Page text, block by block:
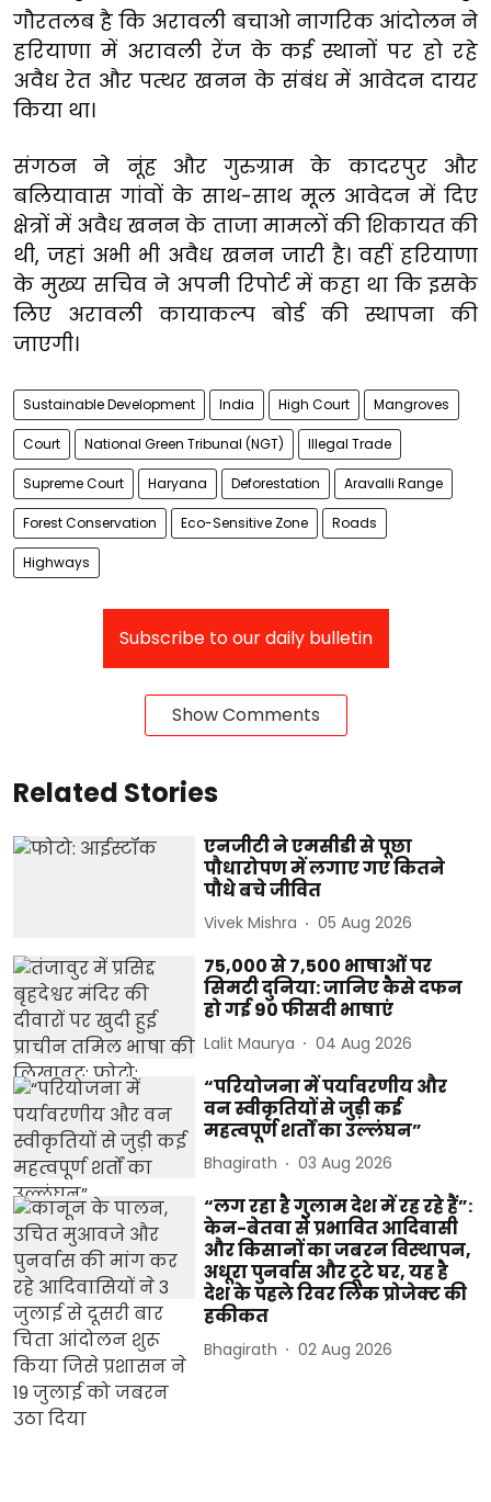
गौरतलब है कि अरावली बचाओ नागरिक आंदोलन ने
हरियाणा में अरावली रेंज के कई स्थानों पर हो रहे
अवैध रेत और पत्थर खनन के संबंध में आवेदन दायर
किया था।
संगठन ने नूंह और गुरुग्राम के कादरपुर और
बलियावास गांवों के साथ-साथ मूल आवेदन में दिए
क्षेत्रों में अवैध खनन के ताजा मामलों की शिकायत की
थी, जहां अभी भी अवैध खनन जारी है। वहीं हरियाणा
के मुख्य सचिव ने अपनी रिपोर्ट में कहा था कि इसके
लिए अरावली कायाकल्प बोर्ड की स्थापना की
जाएगी।
Sustainable Development India High Court Mangroves
Court National Green Tribunal (NGT) Illegal Trade
Supreme Court Haryana Deforestation Aravalli Range
Forest Conservation Eco-Sensitive Zone Roads
Highways
Subscribe to our daily bulletin
Show Comments
Related Stories
एनजीटी ने एमसीडी से पूछा
पौधारोपण में लगाए गए कितने
पौधे बचे जीवित
Vivek Mishra 05 Aug 2026
75,000 से 7,500 भाषाओं पर
सिमटी दुनिया: जानिए कैसे दफन
हो गई 90 फीसदी भाषाएं
Lalit Maurya 04 Aug 2026
“परियोजना में पर्यावरणीय और
वन स्वीकृतियों से जुड़ी कई
महत्वपूर्ण शर्तों का उल्लंघन”
Bhagirath 03 Aug 2026
“लग रहा है गुलाम देश में रह रहे हैं”:
केन-बेतवा से प्रभावित आदिवासी
और किसानों का जबरन विस्थापन,
अधूरा पुनर्वास और टूटे घर, यह है
देश के पहले रिवर लिंक प्रोजेक्ट की
हकीकत
Bhagirath 02 Aug 2026